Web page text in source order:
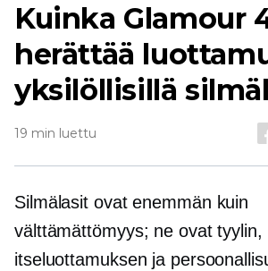
Kuinka Glamour
herättää
yksilöllisillä
19 min luettu
Silmälasit ovat enemmän kuin
välttämättömyys; ne ovat tyylin,
itseluottamuksen ja